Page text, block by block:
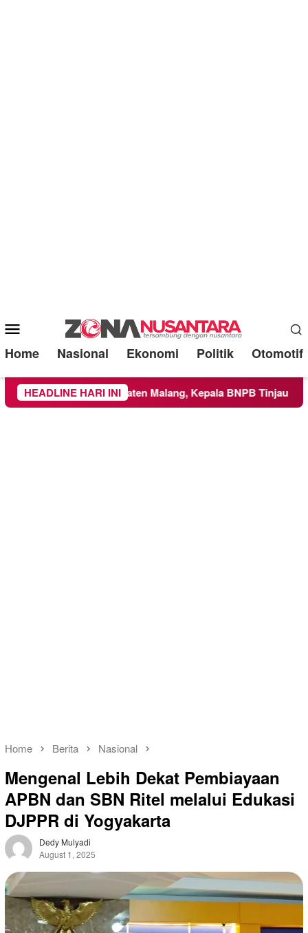
Mobile
Menu
Home Nasional Ekonomi Politik Otomotif
HEADLINE HARI INI
Kabupaten Malang, Kepala BNPB Tinjau Langsung Lokasi
Home Berita Nasional
Mengenal Lebih Dekat Pembiayaan
APBN dan SBN Ritel melalui Edukasi
DJPPR di Yogyakarta
Dedy Mulyadi
August 1, 2025